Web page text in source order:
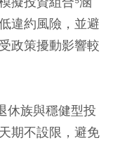
違約風險，並避
政策擾動影響較
休族與穩健型投
期不設限，避免